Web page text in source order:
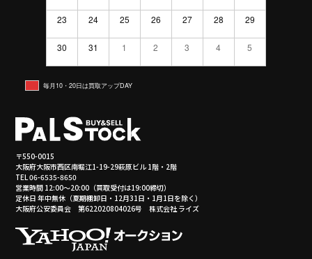
23 24 25 26 27 28 29
30 31 1 2 3 4 5
毎月10・20日は買取アップDAY
〒550-0015
大阪府大阪市西区南堀江1-19-29萩原ビル 1階・2階
TEL 06-6535-8650
営業時間 12:00～20:00（買取受付は19:00締切）
定休日 年中無休（夏期棚卸日・12月31日・1月1日を除く）
大阪府公安委員会 第622020804026号 株式会社 ライズ